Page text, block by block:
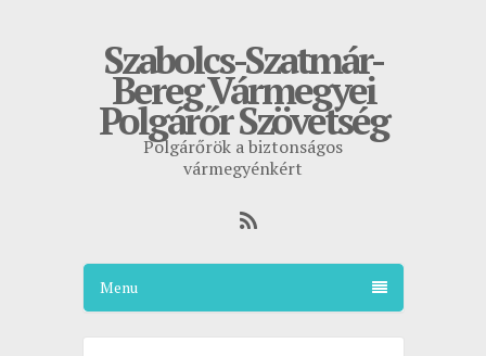
Szabolcs-Szatmár-
Bereg Vármegyei
Polgárőr Szövetség
Polgárőrök a biztonságos
vármegyénkért
Menu